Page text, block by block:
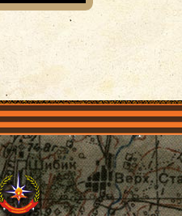
объединения Проекты